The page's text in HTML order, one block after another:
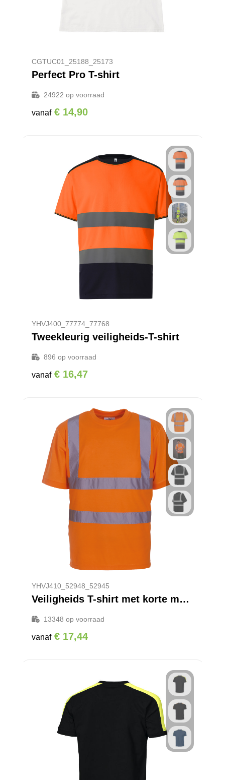
CGTUC01_25188_25173
Perfect Pro T-shirt
24922 op voorraad
vanaf € 14,90
YHVJ400_77774_77768
Tweekleurig veiligheids-T-shirt
896 op voorraad
vanaf € 16,47
YHVJ410_52948_52945
Veiligheids T-shirt met korte mouwen
13348 op voorraad
vanaf € 17,44